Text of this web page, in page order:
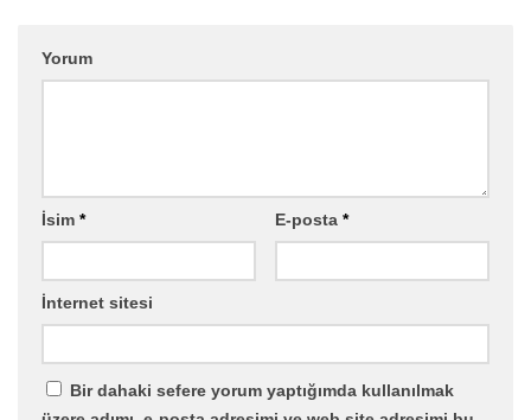
Yorum
İsim * E-posta *
İnternet sitesi
Bir dahaki sefere yorum yaptığımda kullanılmak